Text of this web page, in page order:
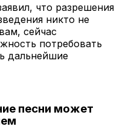
что разрешения
никто не
сейчас
потребовать
дальнейшие
песни может